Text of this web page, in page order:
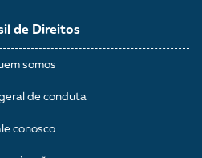
de Direitos
somos
de conduta
conosco